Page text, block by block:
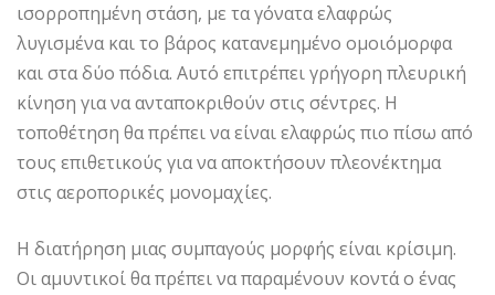
ισορροπημένη στάση, με τα γόνατα ελαφρώς
λυγισμένα και το βάρος κατανεμημένο ομοιόμορφα
και στα δύο πόδια. Αυτό επιτρέπει γρήγορη πλευρική
κίνηση για να ανταποκριθούν στις σέντρες. Η
τοποθέτηση θα πρέπει να είναι ελαφρώς πιο πίσω από
τους επιθετικούς για να αποκτήσουν πλεονέκτημα
στις αεροπορικές μονομαχίες.
Η διατήρηση μιας συμπαγούς μορφής είναι κρίσιμη.
Οι αμυντικοί θα πρέπει να παραμένουν κοντά ο ένας